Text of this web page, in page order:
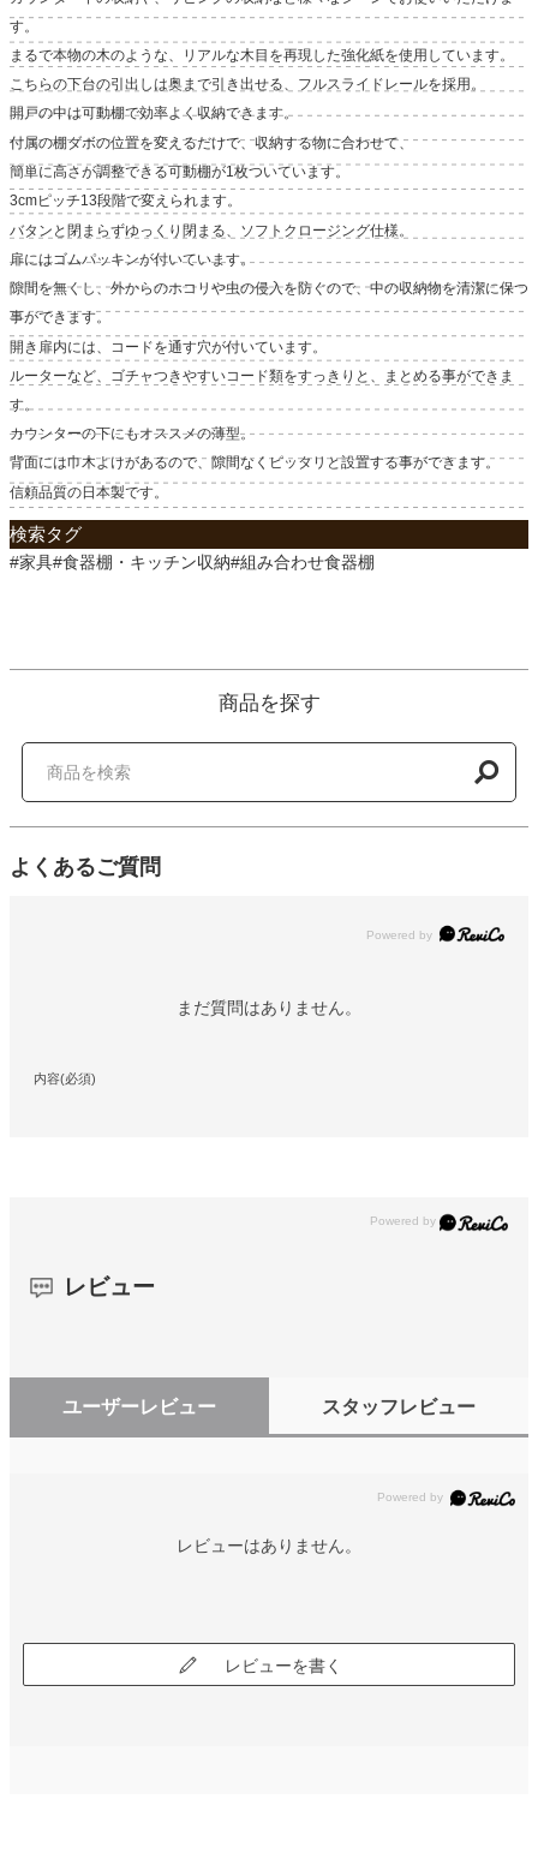
す。
まるで本物の木のような、リアルな木目を再現した強化紙を使用しています。
こちらの下台の引出しは奥まで引き出せる、フルスライドレールを採用。
開戸の中は可動棚で効率よく収納できます。
付属の棚ダボの位置を変えるだけで、収納する物に合わせて、
簡単に高さが調整できる可動棚が1枚ついています。
3cmピッチ13段階で変えられます。
バタンと閉まらずゆっくり閉まる、ソフトクロージング仕様。
扉にはゴムパッキンが付いています。
隙間を無くし、外からのホコリや虫の侵入を防ぐので、中の収納物を清潔に保つ
事ができます。
開き扉内には、コードを通す穴が付いています。
ルーターなど、ゴチャつきやすいコード類をすっきりと、まとめる事ができま
す。
カウンターの下にもオススメの薄型。
背面には巾木よけがあるので、隙間なくピッタリと設置する事ができます。
信頼品質の日本製です。
検索タグ
#家具#食器棚・キッチン収納#組み合わせ食器棚
商品を探す
よくあるご質問
Powered by
まだ質問はありません。
内容(必須)
レビュー
ユーザーレビュー スタッフレビュー
レビューはありません。
レビューを書く